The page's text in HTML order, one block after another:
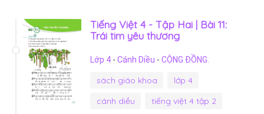
Tiếng Việt 4 - Tập Hai | Bài 11:
Trái tim yêu thương
Lớp 4 - Cánh Diều - CỘNG ĐỒNG.
sách giáo khoa
lớp 4
cánh diều
tiếng việt 4 tập 2